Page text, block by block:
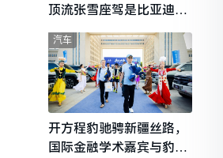
顶流张雪座驾是比亚迪秦
L
开方程豹驰骋新疆丝路，
国际金融学术嘉宾与豹友
汽车